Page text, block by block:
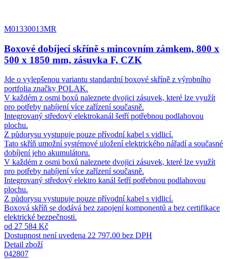
M01330013MR
Boxové dobíjecí skříně s mincovním zámkem, 800 x
500 x 1850 mm, zásuvka F, CZK
Jde o vylepšenou variantu standardní boxové skříně z výrobního
portfolia značky POLAK.
V každém z osmi boxů naleznete dvojici zásuvek, které lze využít
pro potřeby nabíjení více zařízení současně.
Integrovaný středový elektrokanál šetří potřebnou podlahovou
plochu.
Z půdorysu vystupuje pouze přívodní kabel s vidlicí.
Tato skříň umožní systémové uložení elektrického nářadí a současné
dobíjení jeho akumulátoru.
V každém z osmi boxů naleznete dvojici zásuvek, které lze využít
pro potřeby nabíjení více zařízení současně.
Integrovaný středový elektro kanál šetří potřebnou podlahovou
plochu.
Z půdorysu vystupuje pouze přívodní kabel s vidlicí.
Boxová skříň se dodává bez zapojení komponentů a bez certifikace
elektrické bezpečnosti.
od 27 584 Kč
Dostupnost není uvedena 22 797.00 bez DPH
Detail zboží
042807